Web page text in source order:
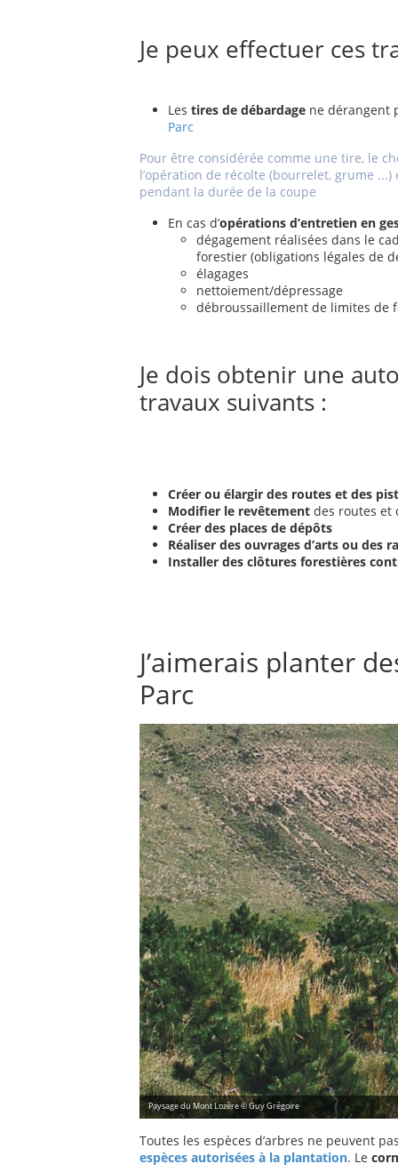
Je peux effectuer ces
Les tires de débardage ne dérangent
Parc
Pour être considérée comme une tire, le
l’opération de récolte (bourrelet, grume
pendant la durée de la coupe
En cas d’opérations d’entretien en
dégagement réalisées dans le
forestier (obligations légales de
élagages
nettoiement/dépressage
débroussaillement de limites de
Je dois obtenir une
travaux suivants :
Créer ou élargir des routes et des
Modifier le revêtement des routes et
Créer des places de dépôts
Réaliser des ouvrages d’arts ou des
Installer des clôtures forestières
J’aimerais planter
Parc
Paysage du Mont Lozère © Guy Grégoire
Toutes les espèces d’arbres ne peuvent
espèces autorisées à la plantation. Le